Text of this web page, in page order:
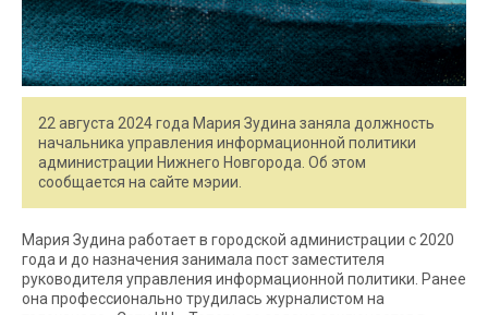
22 августа 2024 года Мария Зудина заняла должность
начальника управления информационной политики
администрации Нижнего Новгорода. Об этом
сообщается на сайте мэрии.
Мария Зудина работает в городской администрации с 2020
года и до назначения занимала пост заместителя
руководителя управления информационной политики. Ранее
она профессионально трудилась журналистом на